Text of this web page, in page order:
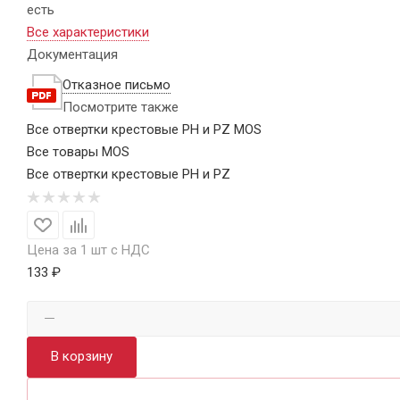
есть
Все характеристики
Документация
Отказное письмо
Посмотрите также
Все отвертки крестовые PH и PZ MOS
Все товары MOS
Все отвертки крестовые PH и PZ
Цена за 1 шт с НДС
133 ₽
В корзину